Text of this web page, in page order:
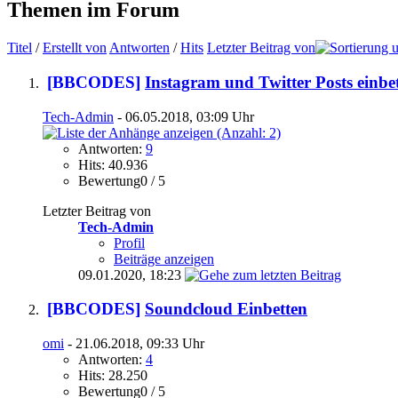
Themen im Forum
Titel /Erstellt von Antworten /Hits Letzter Beitrag von
[BBCODES] Instagram und Twitter Posts
Tech-Admin - 06.05.2018, 03:09 Uhr
Antworten: 9
Hits: 40.936
Bewertung0 / 5
Letzter Beitrag von
Tech-Admin
Profil
Beiträge anzeigen
09.01.2020, 18:23
[BBCODES] Soundcloud Einbetten
omi - 21.06.2018, 09:33 Uhr
Antworten: 4
Hits: 28.250
Bewertung0 / 5